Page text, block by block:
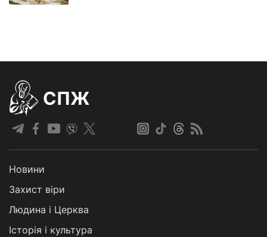
СПЖ
Новини
Захист віри
Людина і Церква
Історія і культура